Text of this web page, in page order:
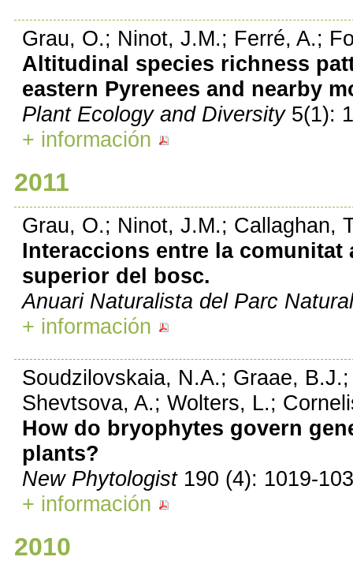
Grau, O.; Ninot, J.M.; Ferré, A.;
Altitudinal species richness
eastern Pyrenees and nearby
Plant Ecology and Diversity5(1):
+ información
2011
Grau, O.; Ninot, J.M.; Callaghan,
Interaccions entre la
superior del bosc.
Anuari Naturalista del Parc
+ información
Soudzilovskaia, N.A.; Graae,
Shevtsova, A.; Wolters, L.;
How do bryophytes govern
plants?
New Phytologist190 (4): 1019-
+ información
2010